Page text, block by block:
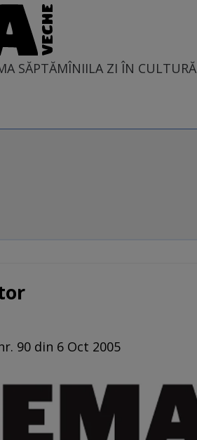
SĂPTĂMÎNIILA ZI ÎN CULTURĂ
90 din 6 Oct 2005